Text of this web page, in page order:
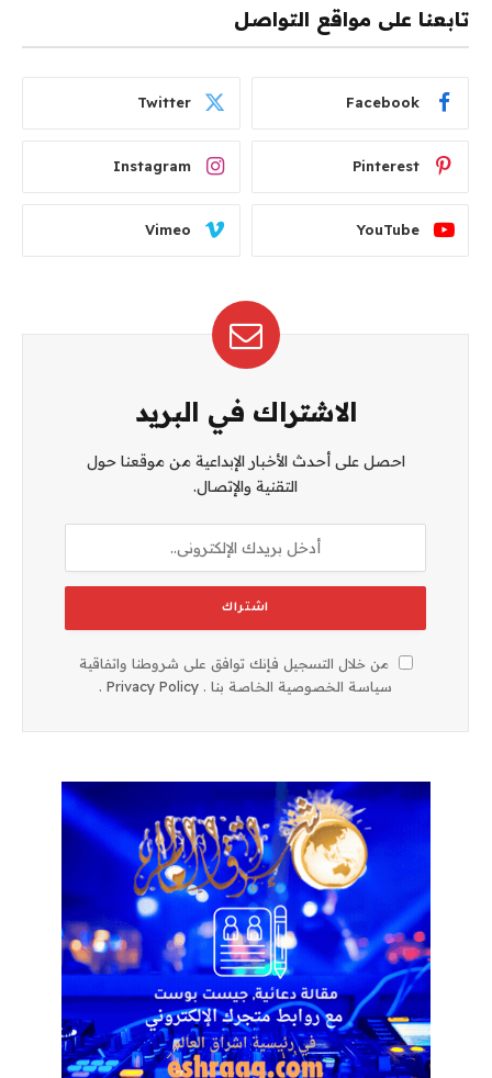
تابعنا على مواقع التواصل
Facebook
Twitter
Pinterest
Instagram
YouTube
Vimeo
الاشتراك في البريد
احصل على أحدث الأخبار الإبداعية من موقعنا حول
التقنية والإتصال.
من خلال التسجيل فإنك توافق على شروطنا واتفاقية
سياسة الخصوصية الخاصة بنا . Privacy Policy
.